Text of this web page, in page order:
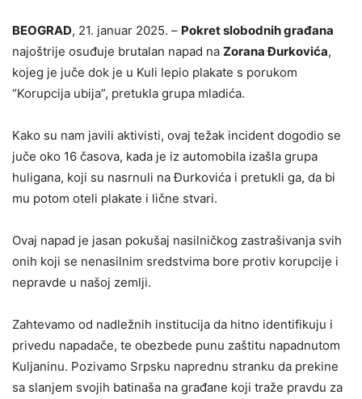
BEOGRAD, 21. januar 2025. – Pokret slobodnih građana
najoštrije osuđuje brutalan napad na Zorana Đurkovića,
kojeg je juče dok je u Kuli lepio plakate s porukom
“Korupcija ubija”, pretukla grupa mladića.
Kako su nam javili aktivisti, ovaj težak incident dogodio se
juče oko 16 časova, kada je iz automobila izašla grupa
huligana, koji su nasrnuli na Đurkovića i pretukli ga, da bi
mu potom oteli plakate i lične stvari.
Ovaj napad je jasan pokušaj nasilničkog zastrašivanja svih
onih koji se nenasilnim sredstvima bore protiv korupcije i
nepravde u našoj zemlji.
Zahtevamo od nadležnih institucija da hitno identifikuju i
privedu napadače, te obezbede punu zaštitu napadnutom
Kuljaninu. Pozivamo Srpsku naprednu stranku da prekine
sa slanjem svojih batinaša na građane koji traže pravdu za